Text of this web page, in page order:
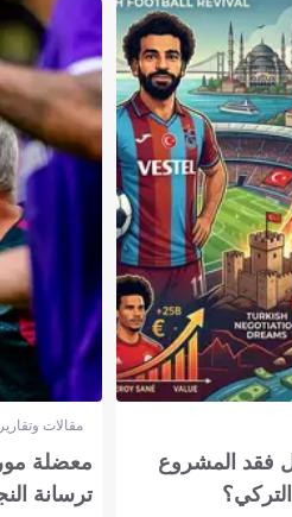
فقد المشروع
مقالات
معضلة
ترسانة